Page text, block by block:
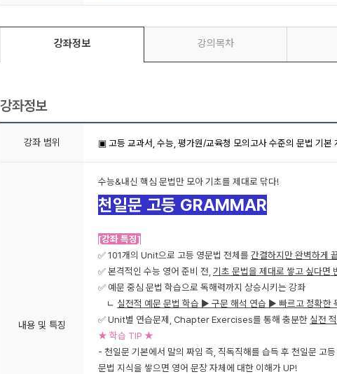
강좌정보 강의목차
강좌정보
강좌 범위 ▣ 고등 교과서, 수능, 평가원/교육청 모의고사 수준의 문법 기본
내용 및 특징
수능&내신 핵심 문법만 모아 기초를 제대로 닦다!
천일문 고등 GRAMMAR
[강좌 특징]
✅ 101개의 Unit으로 고등 영문법 전체를 간결하지만 완벽하게
✅ 본격적인 수능 영어 준비 전, 기초 문법을 제대로 쌓고 싶다면
✅ 예문 중심 문법 학습으로 독해력까지 상승시키는 강좌
ㄴ 실전적 예문 문법 학습 ▶ 구문 해석 연습 ▶ 빠르고 정확한
✅ Unit별 연습문제, Chapter Exercises를 통해 충분한 실전
★ 학습 TIP ★
- 천일문 기본에서 말의 짜임 즉, 직독직해를 습득 후 천일문 고
문법 지식을 쌓으면 영어 문장 자체에 대한 이해가 UP!